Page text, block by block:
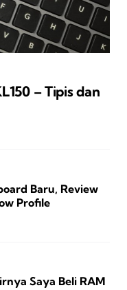
– Tipis dan
Baru, Review
Profile
Saya Beli RAM